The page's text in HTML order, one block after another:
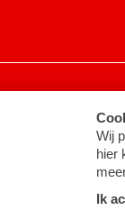
instellingen